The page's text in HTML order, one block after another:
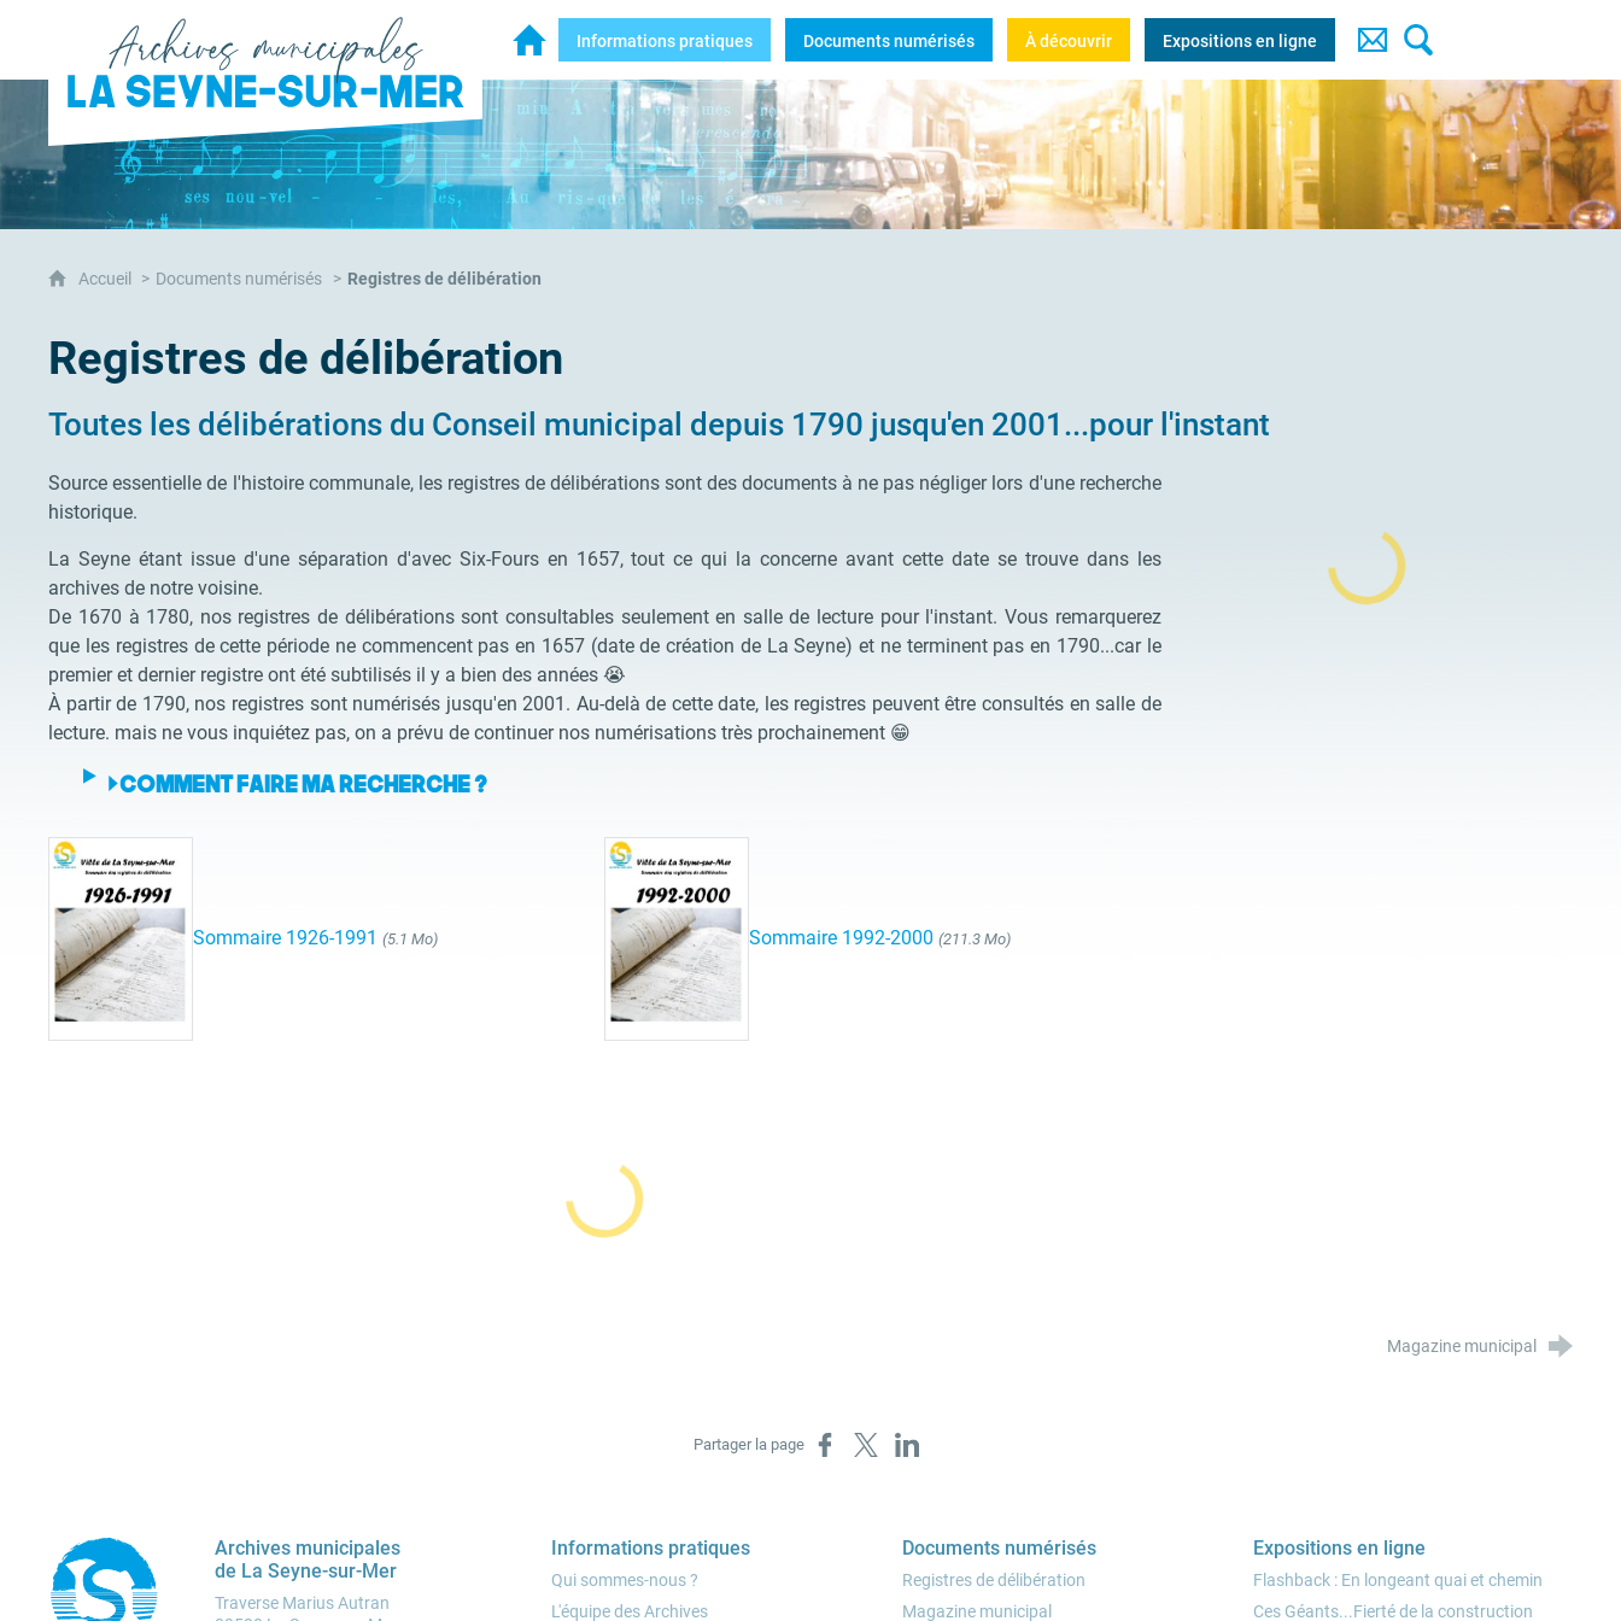
Archives municipales de la Seyne-sur-Mer
Archives municipales de la Seyne-sur-Mer
Informations pratiques Documents numérisés À découvrir Expositions en ligne
Accueil Documents numérisés Registres de délibération
Registres de délibération
Toutes les délibérations du Conseil municipal depuis 1790 jusqu'en 2001...pour l'instant
Source essentielle de l'histoire communale, les registres de délibérations sont des documents à ne pas négliger lors d'une recherche
historique.
La Seyne étant issue d'une séparation d'avec Six-Fours en 1657, tout ce qui la concerne avant cette date se trouve dans les
archives de notre voisine.
De 1670 à 1780, nos registres de délibérations sont consultables seulement en salle de lecture pour l'instant. Vous remarquerez
que les registres de cette période ne commencent pas en 1657 (date de création de La Seyne) et ne terminent pas en 1790...car le
premier et dernier registre ont été subtilisés il y a bien des années 😭
À partir de 1790, nos registres sont numérisés jusqu'en 2001. Au-delà de cette date, les registres peuvent être consultés en salle de
lecture. mais ne vous inquiétez pas, on a prévu de continuer nos numérisations très prochainement 😁
COMMENT FAIRE MA RECHERCHE ?
Sommaire 1926-1991(5.1 Mo) Sommaire 1992-2000(211.3 Mo)
Magazine municipal
Partager la page Partager sur Facebook
Partager sur XPartager sur LinkedIn
Ville de la Seyne-sur-MerArchives municipales
de La Seyne-sur-Mer
Traverse Marius Autran
Informations pratiques
Qui sommes-nous ?
L'équipe des Archives
Documents numérisés
Registres de délibération
Magazine municipal
Expositions en ligne
Flashback : En longeant quai et chemin
Ces Géants...Fierté de la construction